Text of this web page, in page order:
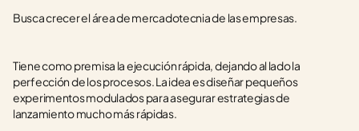
Busca crecer el área de mercadotecnia de las empresas.
Tiene como premisa la ejecución rápida, dejando al lado la
perfección de los procesos. La idea es diseñar pequeños
experimentos modulados para asegurar estrategias de
lanzamiento mucho más rápidas.